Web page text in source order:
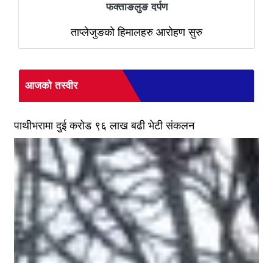
फक्ताङलुङ दर्पण
ताप्लेजुङको हिमालहरु आरोहण सुरु
आजको तस्वीर
पाथीभरामा दुई करोड ९६ लाख बढी भेटी संकलन